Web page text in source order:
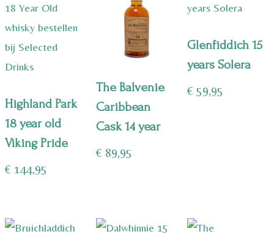
Highland Park
18 year old
Viking Pride
€ 144,95
The Balvenie
Caribbean
Cask 14 year
€ 89,95
Glenfiddich 15
years Solera
€ 59,95